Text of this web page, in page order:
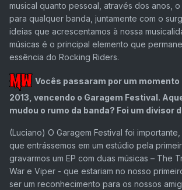
musical quanto pessoal, através dos anos,
para qualquer banda, juntamente com o
ideias que acrescentamos à nossa
músicas é o principal elemento que
essência do Rocking Riders.
Vocês passaram por um
2013, vencendo o Garagem Festival.
mudou o rumo da banda? Foi um divisor
(Luciano) O Garagem Festival foi
que entrássemos em um estúdio pela
gravarmos um EP com duas músicas – The
War e Viper - que estariam no nosso
ser um reconhecimento para os nossos